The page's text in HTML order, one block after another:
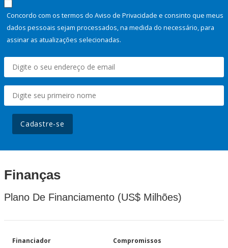
Concordo com os termos do Aviso de Privacidade e consinto que meus
dados pessoais sejam processados, na medida do necessário, para
assinar as atualizações selecionadas.
Cadastre-se
Finanças
Plano De Financiamento (US$ Milhões)
Financiador Compromissos